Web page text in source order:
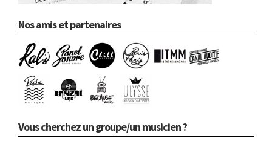
Nos amis et partenaires
Vous cherchez un groupe/un musicien ?